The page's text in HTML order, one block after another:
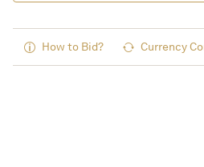
How to Bid? Currency